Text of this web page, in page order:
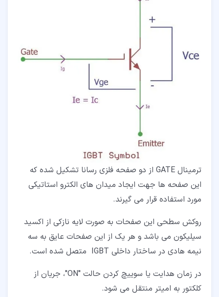
ترمینال GATE از دو صفحه فلزی رسانا تشکیل شده که
این صفحه ها جهت ایجاد میدان های الکترو استاتیکی
مورد استفاده قرار می گیرند.
روکش سطحی این صفحات به صورت لایه نازکی از اکسید
سیلیکون می باشد و هر یک از این صفحات عایق به سه
نیمه هادی در ساختار داخلی IGBT متصل شده است.
در زمان هدایت یا سوییچ کردن حالت "ON"، جریان از
کلکتور به امیتر منتقل می شود.